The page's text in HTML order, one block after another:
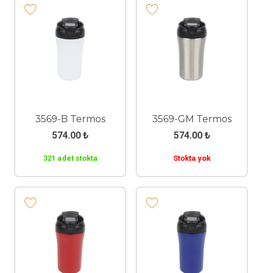
3569-B Termos
574.00 ₺
321 adet stokta
3569-GM Termos
574.00 ₺
Stokta yok